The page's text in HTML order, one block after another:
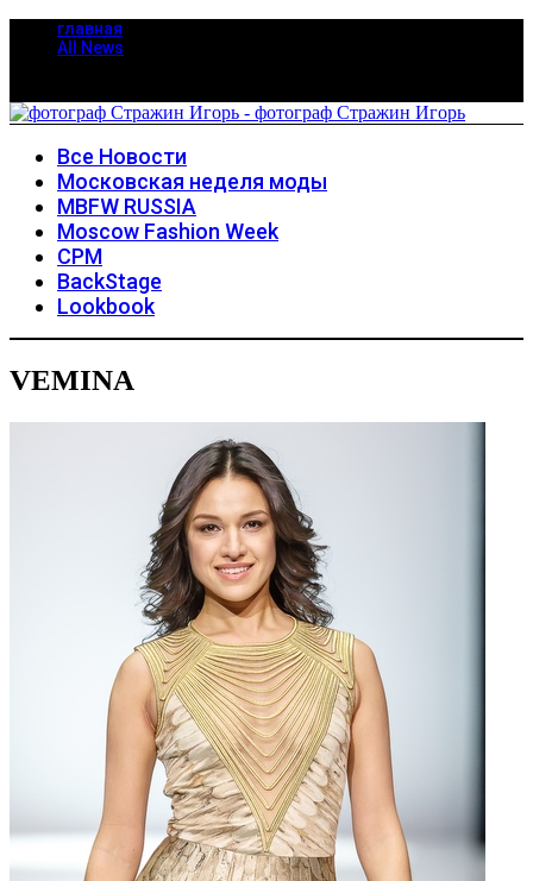
главная
All News
Все Новости
Московская неделя моды
MBFW RUSSIA
Moscow Fashion Week
CPM
BackStage
Lookbook
VEMINA